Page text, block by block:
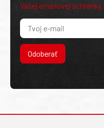
Vašej emailovej schránky.
Odoberať